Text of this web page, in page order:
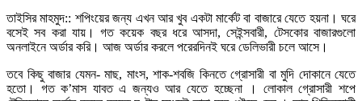
তাইসির মাহমুদ:: শপিংয়ের জন্য এখন আর খুব একটা মার্কেট বা বাজারে যেতে হয়না। ঘরে
বসেই সব করা যায়। গত কয়েক বছর ধরে আসদা, সেইন্সবারী, টেসকোর বাজারগুলো
অনলাইনে অর্ডার করি। আজ অর্ডার করলে পরেরদিনই ঘরে ডেলিভারী চলে আসে।
তবে কিছু বাজার যেমন- মাছ, মাংস, শাক-শবজি কিনতে গ্রোসারী বা মুদি দোকানে যেতে
হতো। গত ক’মাস যাবত এ জন্যও আর যেতে হচ্ছেনা । লোকাল গ্রোসারী শপে